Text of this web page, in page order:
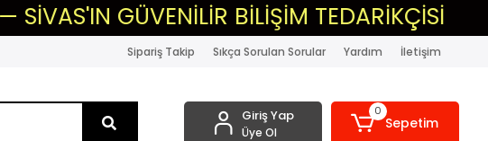
BİLİŞİM TEDARİKÇİSİ
Sipariş Takip Sıkça Sorulan Sorular Yardım İletişim
Giriş Yap
Üye Ol
0
Sepetim